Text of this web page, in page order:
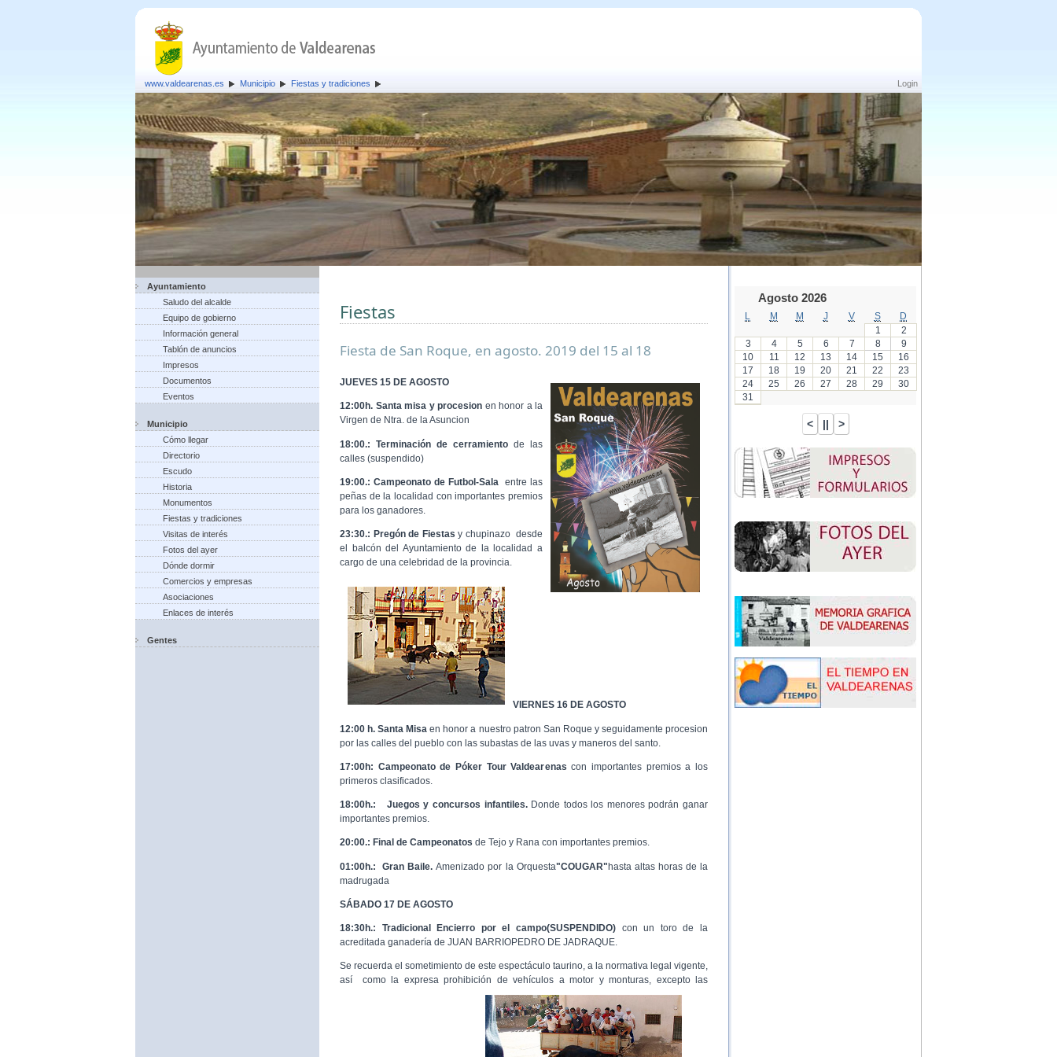
Login
www.valdearenas.es Municipio Fiestas y tradiciones
Ayuntamiento
Saludo del alcalde
Equipo de gobierno
Información general
Tablón de anuncios
Impresos
Documentos
Eventos
Municipio
Cómo llegar
Directorio
Escudo
Historia
Monumentos
Fiestas y tradiciones
Visitas de interés
Fotos del ayer
Dónde dormir
Comercios y empresas
Asociaciones
Enlaces de interés
Gentes
Fiestas
Fiesta de San Roque, en agosto. 2019 del 15 al 18
JUEVES 15 DE AGOSTO
12:00h. Santa misa y procesion en honor a la
Virgen de Ntra. de la Asuncion
18:00.: Terminación de cerramiento de las
calles (suspendido)
19:00.: Campeonato de Futbol-Sala entre las
peñas de la localidad con importantes premios
para los ganadores.
23:30.: Pregón de Fiestasy chupinazo desde
el balcón del Ayuntamiento de la localidad a
cargo de una celebridad de la provincia.
VIERNES 16 DE AGOSTO
12:00 h. Santa Misa en honor a nuestro patron San Roque y seguidamente procesion
por las calles del pueblo con las subastas de las uvas y maneros del santo.
17:00h: Campeonato de Póker Tour Valdearenascon importantes premios a los
primeros clasificados.
18:00h.: Juegos y concursos infantiles.Donde todos los menores podrán ganar
importantes premios.
20:00.: Final de Campeonatos de Tejo y Rana con importantes premios.
01:00h.: Gran Baile.Amenizado por la Orquesta"COUGAR"hasta altas horas de la
madrugada
SÁBADO 17 DE AGOSTO
18:30h.: Tradicional Encierro por el campo(SUSPENDIDO) con un toro de la
acreditada ganadería de JUAN BARRIOPEDRO DE JADRAQUE.
Se recuerda el sometimiento de este espectáculo taurino, a la normativa legal vigente,
así como la expresa prohibición de vehículos a motor y monturas, excepto las
Agosto 2026
M M J V S
D
1
2
3
4 5 6 7 8
9
10
11 12 13 14 15
16
17
18 19 20 21 22
23
24
25 26 27 28 29
30
31